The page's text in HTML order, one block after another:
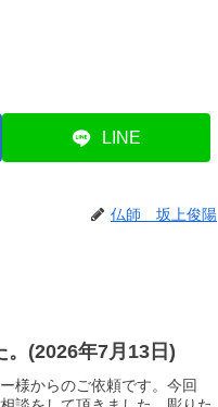
LINE
仏師 坂上俊陽
。(2026年7月13日)
様からのご依頼です。今回